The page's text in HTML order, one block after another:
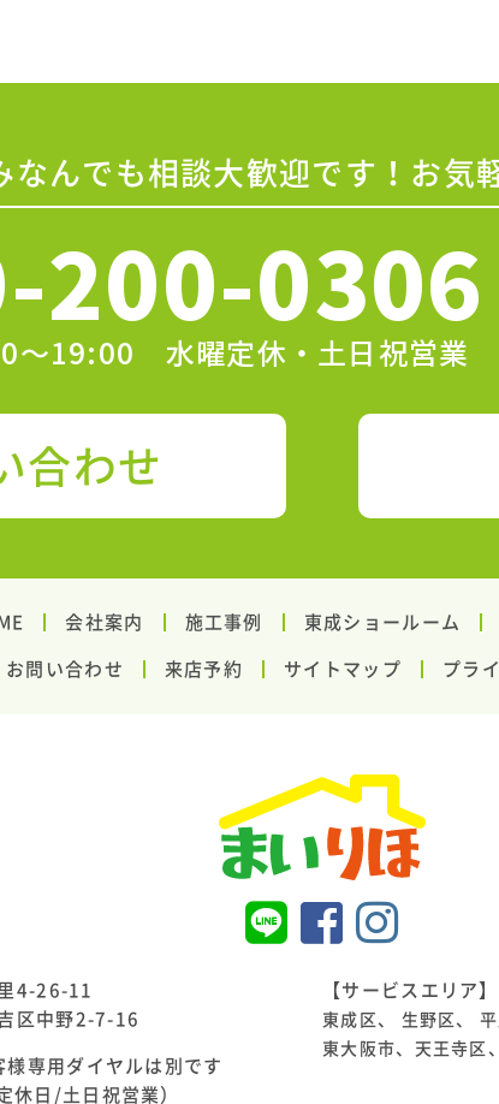
なんでも相談大歓迎です！お気
200-0306
〜19:00 水曜定休・土日祝営業
合わせ
会社案内 施工事例 東成ショールーム
お問い合わせ 来店予約 サイトマップ プラ
4-26-11
区中野2-7-16
専用ダイヤルは別です
日/土日祝営業）
【サービスエリア】
東成区 、 生野区 、
東大阪市、天王寺区